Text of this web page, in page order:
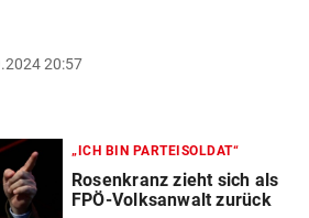
20:57
„ICH BIN PARTEISOLDAT“
Rosenkranz zieht sich als
FPÖ-Volksanwalt zurück